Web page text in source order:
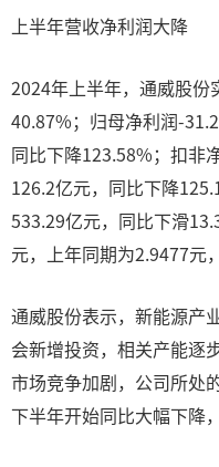
上半年营收净利润大降
2024年上半年，通威股
40.87%；归母净利润-
同比下降123.58%；扣非
126.2亿元，同比下降
533.29亿元，同比下滑
元，上年同期为2.9477元
通威股份表示，新能源产
会新增投资，相关产能逐
市场竞争加剧，公司所处
下半年开始同比大幅下降